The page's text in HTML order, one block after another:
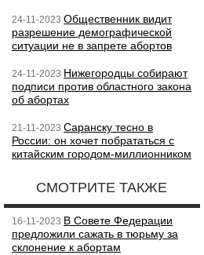
24-11-2023 Общественник видит
разрешение демографической
ситуации не в запрете абортов
24-11-2023 Нижегородцы собирают
подписи против областного закона
об абортах
21-11-2023 Саранску тесно в
России: он хочет побрататься с
китайским городом-миллионником
СМОТРИТЕ ТАКЖЕ
16-11-2023 В Совете Федерации
предложили сажать в тюрьму за
склонение к абортам